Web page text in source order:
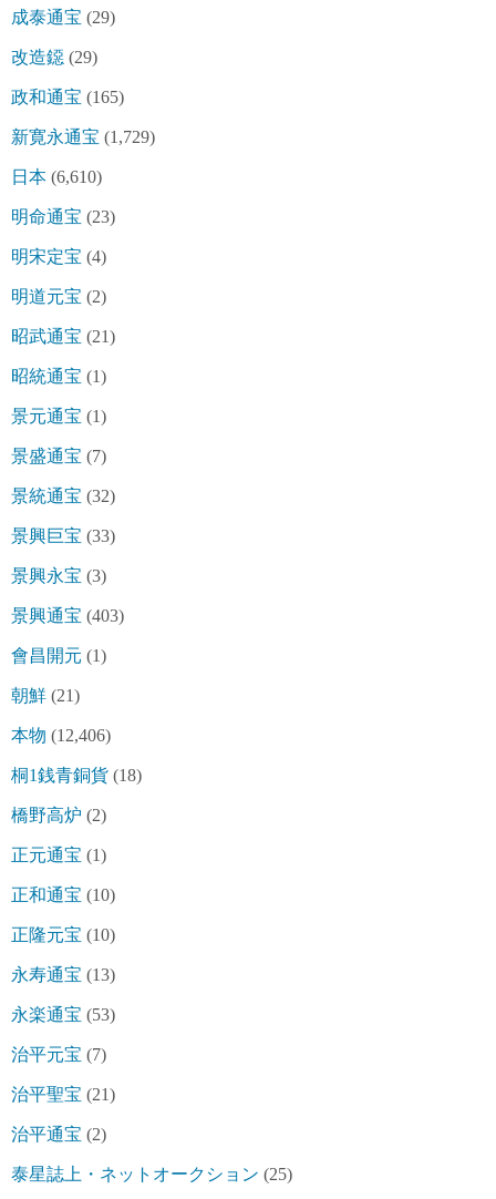
成泰通宝 (29)
改造鐚 (29)
政和通宝 (165)
新寛永通宝 (1,729)
日本 (6,610)
明命通宝 (23)
明宋定宝 (4)
明道元宝 (2)
昭武通宝 (21)
昭統通宝 (1)
景元通宝 (1)
景盛通宝 (7)
景統通宝 (32)
景興巨宝 (33)
景興永宝 (3)
景興通宝 (403)
會昌開元 (1)
朝鮮 (21)
本物 (12,406)
桐1銭青銅貨 (18)
橋野高炉 (2)
正元通宝 (1)
正和通宝 (10)
正隆元宝 (10)
永寿通宝 (13)
永楽通宝 (53)
治平元宝 (7)
治平聖宝 (21)
治平通宝 (2)
泰星誌上・ネットオークション (25)